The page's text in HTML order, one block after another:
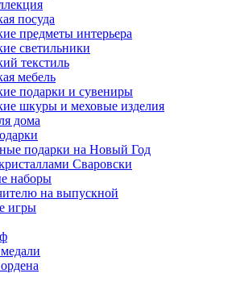
посуда
предметы интерьера
светильники
текстиль
мебель
подарки и сувениры
шкуры и меховые изделия
дома
подарки на Новый Год
Сваровски
наборы
на выпускной
игры